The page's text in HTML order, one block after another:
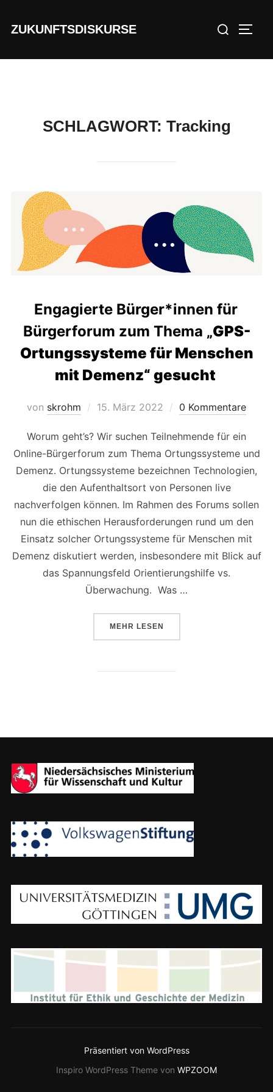
Inhalten
ZUKUNFTSDISKURSE
nach:
SCHLAGWORT: Tracking
Engagierte Bürger*innen für
Bürgerforum zum Thema „GPS-
Ortungssysteme für Menschen
mit Demenz“ gesucht
von skrohm
Veröffentlicht
15. März 2022 0 Kommentare
Worum geht’s? Wir suchen Teilnehmende für ein
Online-Bürgerforum zum Thema Ortungssysteme und
Demenz. Ortungssysteme bezeichnen Technologien,
die den Aufenthaltsort von Personen live
nachverfolgen können. Im Rahmen des Forums sollen
nun die ethischen Herausforderungen rund um den
Einsatz solcher Ortungssysteme für Menschen mit
Demenz diskutiert werden, insbesondere mit Blick auf
das Spannungsfeld Orientierungshilfe vs.
Überwachung. Was …
MEHR ÜBER „ENGAGIERTE
LESEN
Präsentiert von WordPress
Inspiro WordPress Theme von WPZOOM